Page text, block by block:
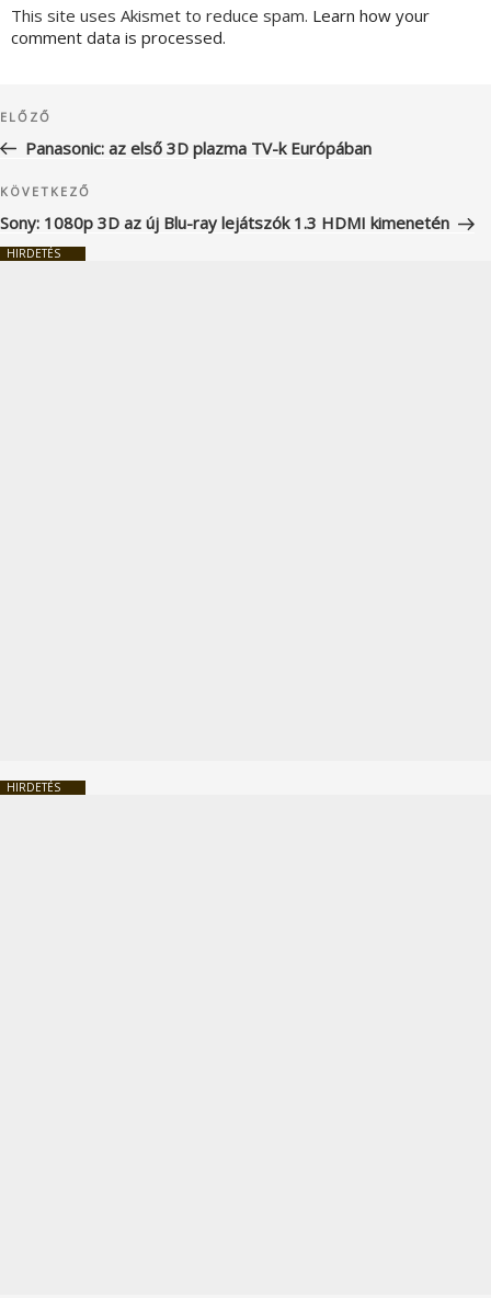
This site uses Akismet to reduce spam. Learn how your
comment data is processed.
navigáció
Korábbi
bejegyzés
ELŐZŐ
Panasonic: az első 3D plazma TV-k Európában
Következő
bejegyzés
KÖVETKEZŐ
Sony: 1080p 3D az új Blu-ray lejátszók 1.3 HDMI kimenetén
HIRDETÉS
HIRDETÉS